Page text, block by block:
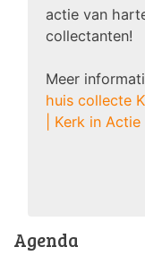
actie van
collectanten!
Meer
huis collecte
| Kerk in
Agenda